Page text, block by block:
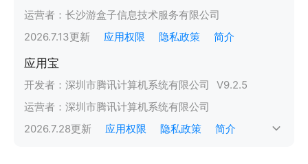
运营者： 长沙游盒子信息技术服务有限公司
2026.7.13更新 应用权限 隐私政策 简介
应用宝
开发者： 深圳市腾讯计算机系统有限公司 V9.2.5
运营者： 深圳市腾讯计算机系统有限公司
2026.7.28更新 应用权限 隐私政策 简介